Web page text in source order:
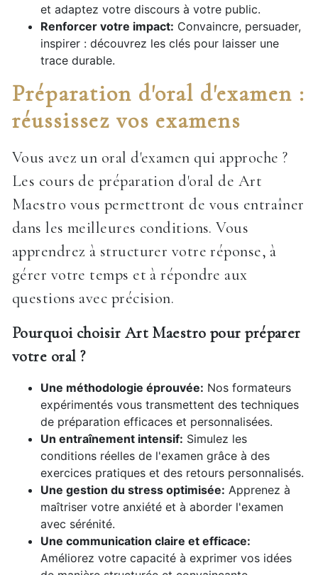
et adaptez votre discours à votre public.
Renforcer votre impact: Convaincre, persuader,
inspirer : découvrez les clés pour laisser une
trace durable.
Préparation d'oral d'examen :
réussissez vos examens
Vous avez un oral d'examen qui approche ?
Les cours de préparation d'oral de Art
Maestro vous permettront de vous entraîner
dans les meilleures conditions. Vous
apprendrez à structurer votre réponse, à
gérer votre temps et à répondre aux
questions avec précision.
Pourquoi choisir Art Maestro pour préparer
votre oral ?
Une méthodologie éprouvée: Nos formateurs
expérimentés vous transmettent des techniques
de préparation efficaces et personnalisées.
Un entraînement intensif: Simulez les
conditions réelles de l'examen grâce à des
exercices pratiques et des retours personnalisés.
Une gestion du stress optimisée: Apprenez à
maîtriser votre anxiété et à aborder l'examen
avec sérénité.
Une communication claire et efficace:
Améliorez votre capacité à exprimer vos idées